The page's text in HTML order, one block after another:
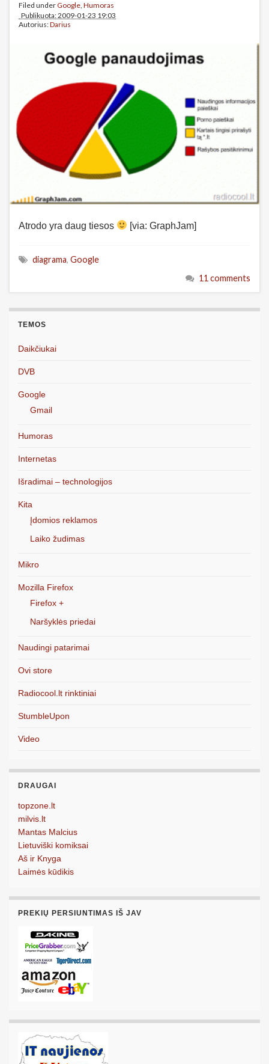
Filed underGoogle, Humoras
Publikuota: 2009-01-23 19:03
Autorius:Darius
Atrodo yra daug tiesos [via: GraphJam]
diagrama, Google
11 comments
TEMOS
Daikčiukai
DVB
Google
Gmail
Humoras
Internetas
Išradimai – technologijos
Kita
Įdomios reklamos
Laiko žudimas
Mikro
Mozilla Firefox
Firefox +
Naršyklės priedai
Naudingi patarimai
Ovi store
Radiocool.lt rinktiniai
StumbleUpon
Video
DRAUGAI
topzone.lt
milvis.lt
Mantas Malcius
Lietuviški komiksai
Aš ir Knyga
Laimės kūdikis
PREKIŲ PERSIUNTIMAS IŠ JAV